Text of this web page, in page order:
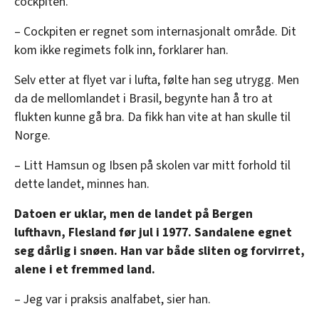
– Cockpiten er regnet som internasjonalt område. Dit
kom ikke regimets folk inn, forklarer han.
Selv etter at flyet var i lufta, følte han seg utrygg. Men
da de mellomlandet i Brasil, begynte han å tro at
flukten kunne gå bra. Da fikk han vite at han skulle til
Norge.
– Litt Hamsun og Ibsen på skolen var mitt forhold til
dette landet, minnes han.
Datoen er uklar, men de landet på Bergen
lufthavn, Flesland før jul i 1977. Sandalene egnet
seg dårlig i snøen. Han var både sliten og forvirret,
alene i et fremmed land.
– Jeg var i praksis analfabet, sier han.